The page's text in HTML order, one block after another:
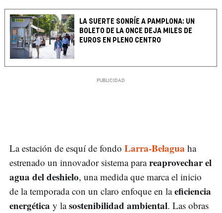
LA SUERTE SONRÍE A PAMPLONA: UN
BOLETO DE LA ONCE DEJA MILES DE
EUROS EN PLENO CENTRO
La estación de esquí de fondo Larra-Belagua ha
estrenado un innovador sistema parareaprovechar el
agua del deshielo, una medida que marca el inicio
de la temporada con un claro enfoque en laeficiencia
energética y lasostenibilidad ambiental. Las obras